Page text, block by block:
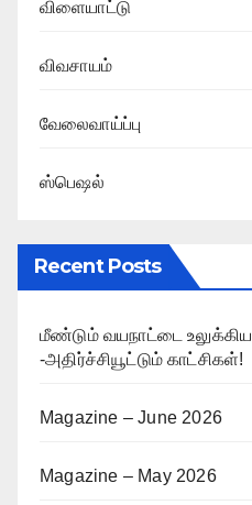
விளையாட்டு
விவசாயம்
வேலைவாய்ப்பு
ஸ்பெஷல்
Recent Posts
மீண்டும் வயநாட்டை உலுக்கிய
-அதிர்ச்சியூட்டும் காட்சிகள்!
Magazine – June 2026
Magazine – May 2026